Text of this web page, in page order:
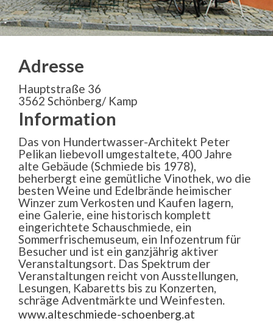
Adresse
Hauptstraße 36
3562 Schönberg/ Kamp
Information
Das von Hundertwasser-Architekt Peter
Pelikan liebevoll umgestaltete, 400 Jahre
alte Gebäude (Schmiede bis 1978),
beherbergt eine gemütliche Vinothek, wo die
besten Weine und Edelbrände heimischer
Winzer zum Verkosten und Kaufen lagern,
eine Galerie, eine historisch komplett
eingerichtete Schauschmiede, ein
Sommerfrischemuseum, ein Infozentrum für
Besucher und ist ein ganzjährig aktiver
Veranstaltungsort. Das Spektrum der
Veranstaltungen reicht von Ausstellungen,
Lesungen, Kabaretts bis zu Konzerten,
schräge Adventmärkte und Weinfesten.
www.alteschmiede-schoenberg.at